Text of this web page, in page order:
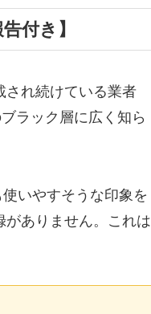
付き】
され続けている業者
ラック層に広く知ら
いやすそうな印象を
ありません。これは